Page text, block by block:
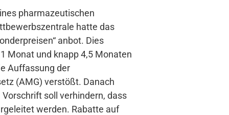
pharmazeutischen
hatte das
anbot. Dies
Monat und knapp 4,5 Monaten
Auffassung der
(AMG) verstößt. Danach
soll verhindern, dass
werden. Rabatte auf